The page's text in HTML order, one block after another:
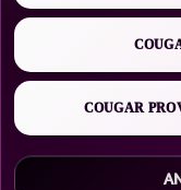
COUGAR